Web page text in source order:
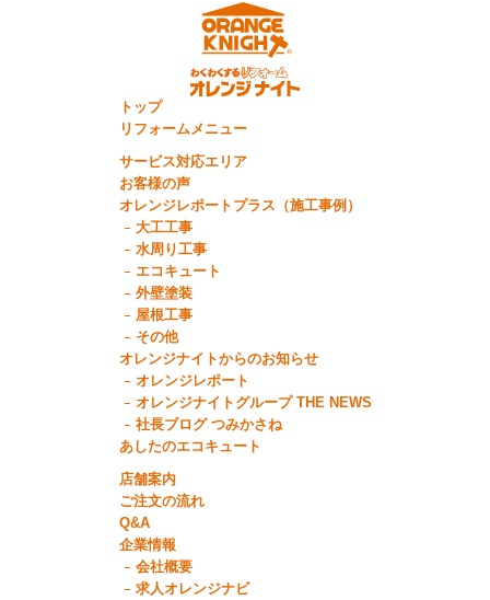
トップ
リフォームメニュー
サービス対応エリア
お客様の声
オレンジレポートプラス（施工事例）
大工工事
水周り工事
エコキュート
外壁塗装
屋根工事
その他
オレンジナイトからのお知らせ
オレンジレポート
オレンジナイトグループ THE NEWS
社長ブログ つみかさね
あしたのエコキュート
店舗案内
ご注文の流れ
Q&A
企業情報
会社概要
求人オレンジナビ